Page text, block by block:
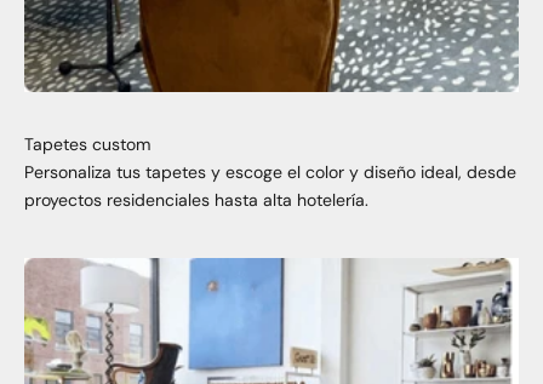
Tapetes custom
Personaliza tus tapetes y escoge el color y diseño ideal, desde
proyectos residenciales hasta alta hotelería.